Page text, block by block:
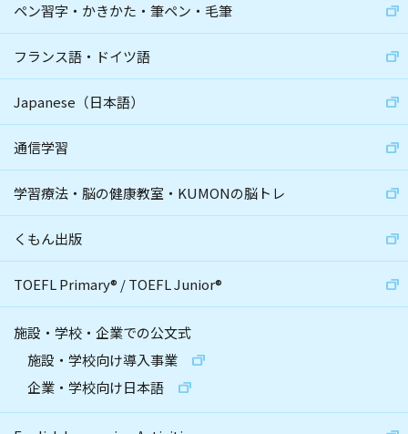
ペン習字・かきかた・筆ペン・毛筆
フランス語・ドイツ語
Japanese（日本語）
通信学習
学習療法・脳の健康教室・KUMONの脳トレ
くもん出版
TOEFL Primary® /TOEFL Junior®
施設・学校・企業での公文式
施設・学校向け導入事業
企業・学校向け日本語